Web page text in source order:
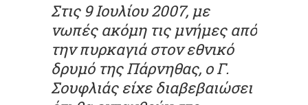
Στις 9 Ιουλίου 2007, με
νωπές ακόμη τις μνήμες από
την πυρκαγιά στον εθνικό
δρυμό της Πάρνηθας, ο Γ.
Σουφλιάς είχε διαβεβαιώσει